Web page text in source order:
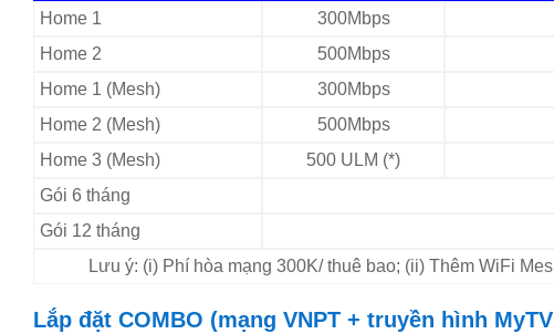
Home 1
300Mbps
Home 2
500Mbps
Home 1 (Mesh)
300Mbps
Home 2 (Mesh)
500Mbps
Home 3 (Mesh)
500 ULM (*)
Gói 6 tháng
Gói 12 tháng
Lưu ý: (i) Phí hòa mạng 300K/ thuê bao; (ii) Thêm WiFi
Lắp đặt COMBO (mạng VNPT + truyền hình